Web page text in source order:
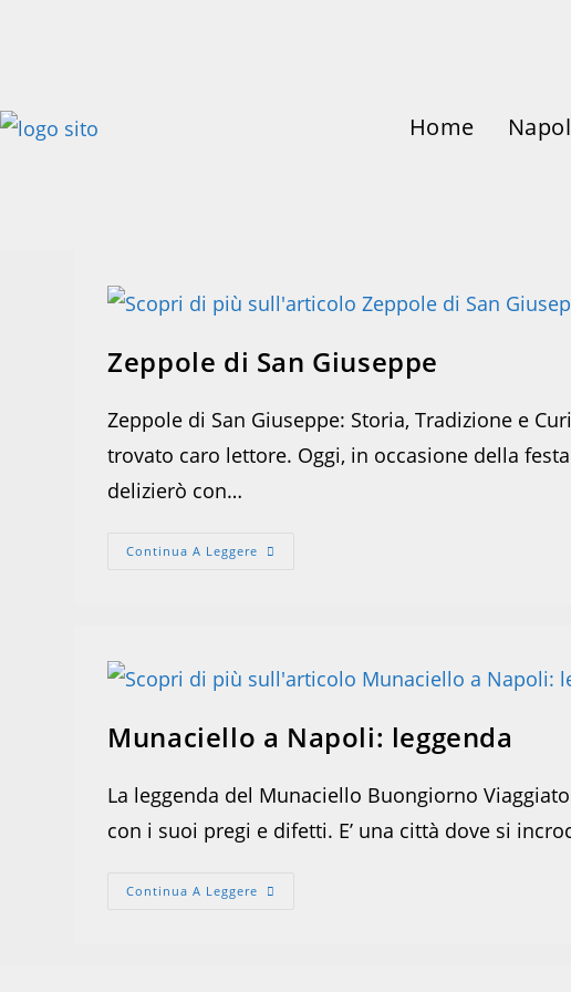
Home
Zeppole di San Giuseppe
Zeppole di San Giuseppe: Storia, Tradizione e
trovato caro lettore. Oggi, in occasione della
delizierò con…
Continua A Leggere Zeppole
Munaciello a Napoli: leggenda
La leggenda del Munaciello Buongiorno
con i suoi pregi e difetti. E’ una città dove si
Continua A Leggere Munaciello